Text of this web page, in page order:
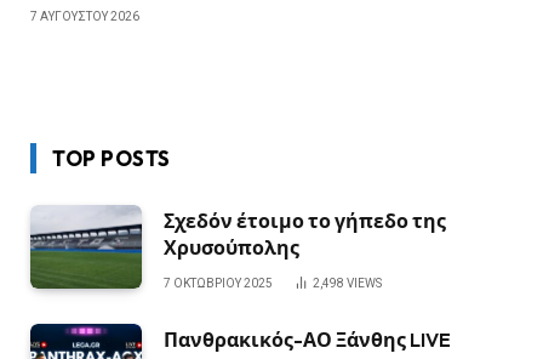
7 ΑΥΓΟΎΣΤΟΥ 2026
TOP POSTS
Σχεδόν έτοιμο το γήπεδο της
Χρυσούπολης
7 ΟΚΤΩΒΡΊΟΥ 2025 2,498 VIEWS
Πανθρακικός-ΑΟ Ξάνθης LIVE